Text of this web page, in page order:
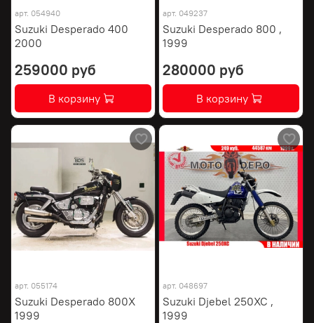
арт. 054940
Suzuki Desperado 400
2000
259000 руб
В корзину
арт. 049237
Suzuki Desperado 800 ,
1999
280000 руб
В корзину
арт. 055174
Suzuki Desperado 800X
1999
арт. 048697
Suzuki Djebel 250XC ,
1999